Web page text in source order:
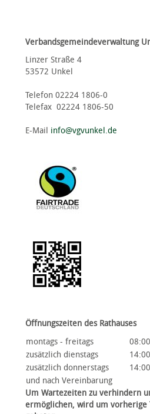
Verbandsgemeindeverwaltung
Linzer Straße 4
53572 Unkel
Telefon 02224 1806-0
Telefax 02224 1806-50
E-Mail info@vgvunkel.de
Öffnungszeiten des Rathauses
montags - freitags
zusätzlich dienstags
zusätzlich donnerstags
und nach Vereinbarung
Um Wartezeiten zu verhindern
ermöglichen, wird um vorherige